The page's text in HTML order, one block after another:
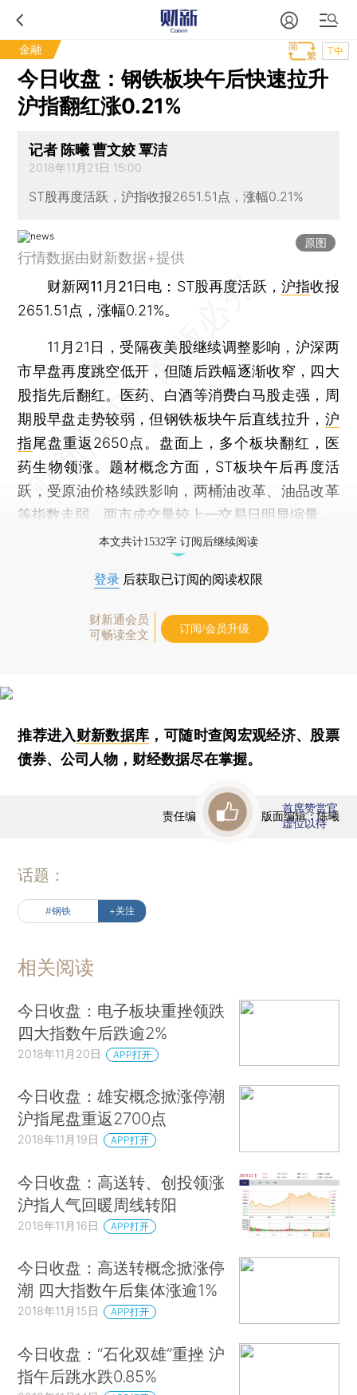
金融 T中
今日收盘：钢铁板块午后快速拉升
沪指翻红涨0.21%
记者 陈曦 曹文姣 覃洁
2018年11月21日 15:00
ST股再度活跃，沪指收报2651.51点，涨幅0.21%
原图
行情数据由财新数据+提供
财新网11月21日电 ：ST股再度活跃，沪指收报
2651.51点，涨幅0.21%。
11月21日，受隔夜美股继续调整影响，沪深两
市早盘再度跳空低开，但随后跌幅逐渐收窄，四大
股指先后翻红。医药、白酒等消费白马股走强，周
期股早盘走势较弱，但钢铁板块午后直线拉升， 沪
指尾盘重返2650点。盘面上，多个板块翻红，医
药生物领涨。题材概念方面，ST板块午后再度活
跃，受原油价格续跌影响，两桶油改革、油品改革
等指数走弱。两市成交量较上一交易日明显缩量。
本文共计1532字 订阅后继续阅读
登录 后获取已订阅的阅读权限
财新通会员
可畅读全文
订阅/会员升级
推荐进入财新数据库 ，可随时查阅宏观经济、股票
债券、公司人物，财经数据尽在掌握。
责任编辑：曹文姣 | 版面编辑：陈曦
首席赞赏官
虚位以待
话题：
#钢铁 +关注
相关阅读
今日收盘：电子板块重挫领跌
四大指数午后跌逾2%
2018年11月20日 APP打开
今日收盘：雄安概念掀涨停潮
沪指尾盘重返2700点
2018年11月19日 APP打开
今日收盘：高送转、创投领涨
沪指人气回暖周线转阳
2018年11月16日 APP打开
今日收盘：高送转概念掀涨停
潮 四大指数午后集体涨逾1%
2018年11月15日 APP打开
今日收盘：“石化双雄”重挫 沪
指午后跳水跌0.85%